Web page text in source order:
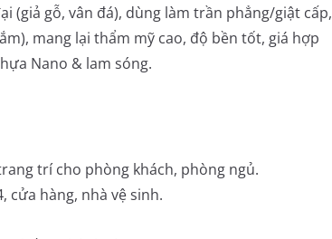
(giả gỗ, vân đá), dùng làm trần phẳng/giật cấp,
mang lại thẩm mỹ cao, độ bền tốt, giá hợp
Nano & lam sóng.
trí cho phòng khách, phòng ngủ.
cửa hàng, nhà vệ sinh.